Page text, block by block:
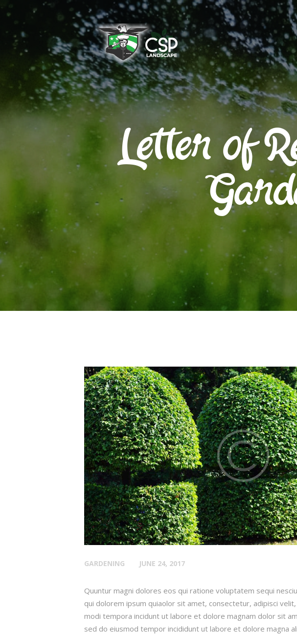
Letter of
HOME
ABOUT
GARDENING JUNE 24, 2017
Quuntur magni dolores eos qui ratione voluptatem sequi
qui dolorem ipsum quiaolor sit amet, consectetur, adipisci
modi tempora incidunt ut labore et dolore magnam dolor sit
sed do eiusmod tempor incididunt ut labore et dolore magna